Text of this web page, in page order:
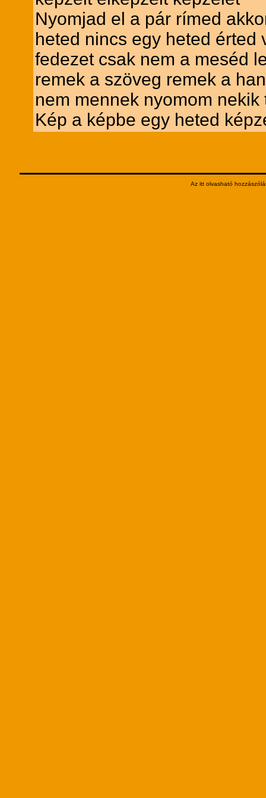
Nyomjad el a pár rímed
heted nincs egy heted érted
fedezet csak nem a meséd
remek a szöveg remek a
nem mennek nyomom nekik
Kép a képbe egy heted
Az itt olvasható